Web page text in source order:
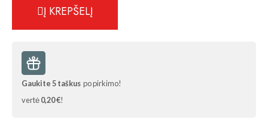
Į KREPŠELĮ
Gaukite5taškus po pirkimo!
vertė0,20 €!